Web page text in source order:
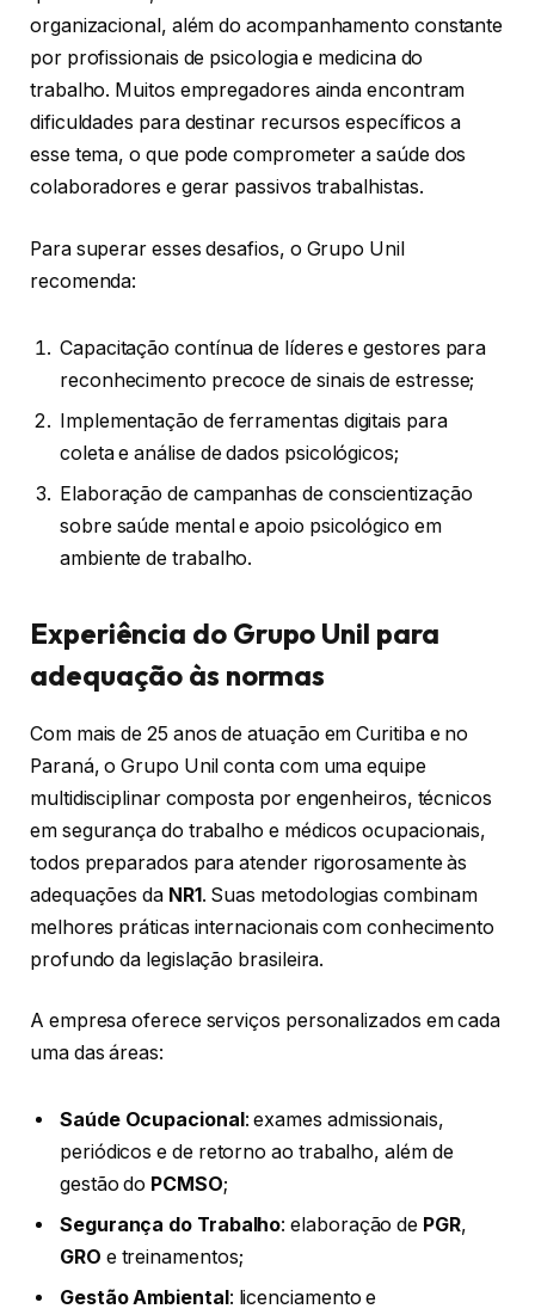
organizacional, além do acompanhamento constante
por profissionais de psicologia e medicina do
trabalho. Muitos empregadores ainda encontram
dificuldades para destinar recursos específicos a
esse tema, o que pode comprometer a saúde dos
colaboradores e gerar passivos trabalhistas.
Para superar esses desafios, o Grupo Unil
recomenda:
Capacitação contínua de líderes e gestores para
reconhecimento precoce de sinais de estresse;
Implementação de ferramentas digitais para
coleta e análise de dados psicológicos;
Elaboração de campanhas de conscientização
sobre saúde mental e apoio psicológico em
ambiente de trabalho.
Experiência do Grupo Unil para
adequação às normas
Com mais de 25 anos de atuação em Curitiba e no
Paraná, o Grupo Unil conta com uma equipe
multidisciplinar composta por engenheiros, técnicos
em segurança do trabalho e médicos ocupacionais,
todos preparados para atender rigorosamente às
adequações da NR1. Suas metodologias combinam
melhores práticas internacionais com conhecimento
profundo da legislação brasileira.
A empresa oferece serviços personalizados em cada
uma das áreas:
Saúde Ocupacional: exames admissionais,
periódicos e de retorno ao trabalho, além de
gestão do PCMSO;
Segurança do Trabalho: elaboração de PGR,
GRO e treinamentos;
Gestão Ambiental: licenciamento e